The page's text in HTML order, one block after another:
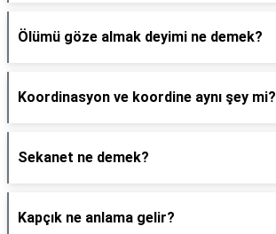
Ölümü göze almak deyimi ne demek?
Koordinasyon ve koordine aynı şey mi?
Sekanet ne demek?
Kapçık ne anlama gelir?